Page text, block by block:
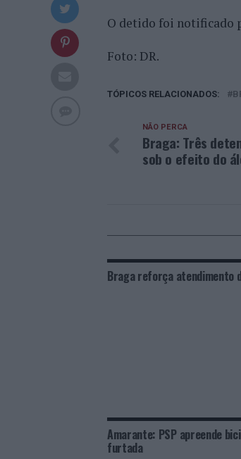
O detido foi notificado
Foto: DR.
TÓPICOS RELACIONADOS:
NÃO PERCA
Braga: Três
sob o efeito do
Braga reforça atendimento
Amarante: PSP apreende
furtada